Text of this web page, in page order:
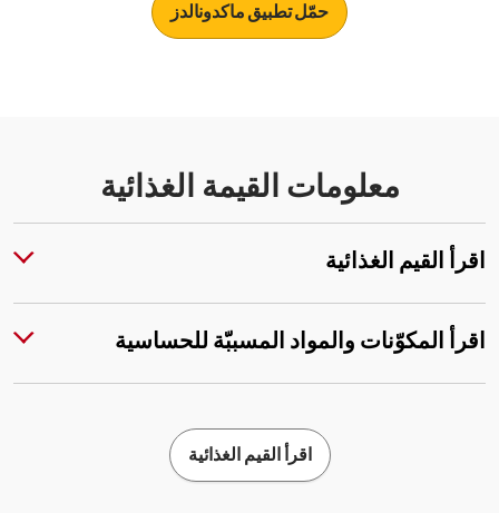
حمّل تطبيق ماكدونالدز
معلومات القيمة الغذائية
اقرأ القيم الغذائية
اقرأ المكوّنات والمواد المسببّة للحساسية
اقرأ القيم الغذائية